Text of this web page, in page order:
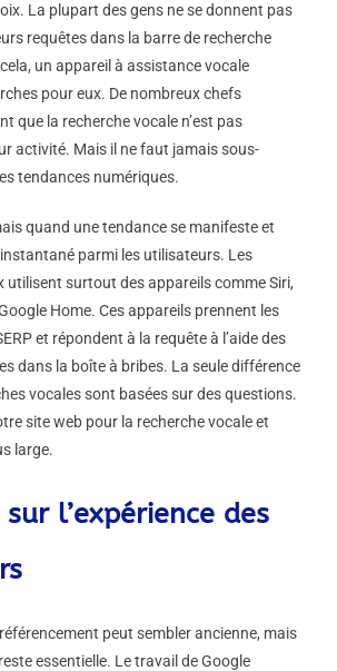
La plupart des gens ne se donnent pas
requêtes dans la barre de recherche
un appareil à assistance vocale
pour eux. De nombreux chefs
que la recherche vocale n’est pas
activité. Mais il ne faut jamais sous-
tendances numériques.
quand une tendance se manifeste et
parmi les utilisateurs. Les
utilisent surtout des appareils comme Siri,
Home. Ces appareils prennent les
et répondent à la requête à l’aide des
dans la boîte à bribes. La seule différence
vocales sont basées sur des questions.
site web pour la recherche vocale et
large.
l’expérience des
peut sembler ancienne, mais
essentielle. Le travail de Google